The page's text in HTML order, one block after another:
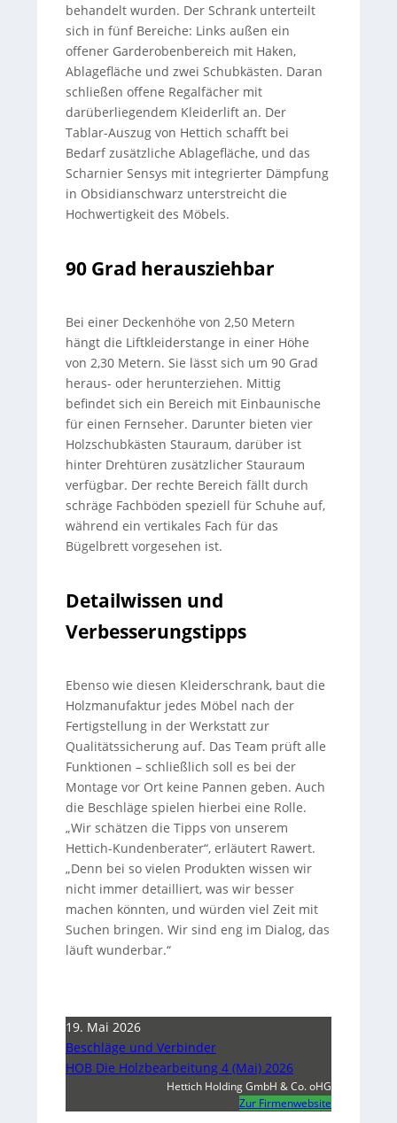
behandelt wurden. Der Schrank unterteilt
sich in fünf Bereiche: Links außen ein
offener Garderobenbereich mit Haken,
Ablagefläche und zwei Schubkästen. Daran
schließen offene Regalfächer mit
darüberliegendem Kleiderlift an. Der
Tablar-Auszug von Hettich schafft bei
Bedarf zusätzliche Ablagefläche, und das
Scharnier Sensys mit integrierter Dämpfung
in Obsidianschwarz unterstreicht die
Hochwertigkeit des Möbels.
90 Grad herausziehbar
Bei einer Deckenhöhe von 2,50 Metern
hängt die Liftkleiderstange in einer Höhe
von 2,30 Metern. Sie lässt sich um 90 Grad
heraus- oder herunterziehen. Mittig
befindet sich ein Bereich mit Einbaunische
für einen Fernseher. Darunter bieten vier
Holzschubkästen Stauraum, darüber ist
hinter Drehtüren zusätzlicher Stauraum
verfügbar. Der rechte Bereich fällt durch
schräge Fachböden speziell für Schuhe auf,
während ein vertikales Fach für das
Bügelbrett vorgesehen ist.
Detailwissen und
Verbesserungstipps
Ebenso wie diesen Kleiderschrank, baut die
Holzmanufaktur jedes Möbel nach der
Fertigstellung in der Werkstatt zur
Qualitätssicherung auf. Das Team prüft alle
Funktionen – schließlich soll es bei der
Montage vor Ort keine Pannen geben. Auch
die Beschläge spielen hierbei eine Rolle.
„Wir schätzen die Tipps von unserem
Hettich-Kundenberater“, erläutert Rawert.
„Denn bei so vielen Produkten wissen wir
nicht immer detailliert, was wir besser
machen könnten, und würden viel Zeit mit
Suchen bringen. Wir sind eng im Dialog, das
läuft wunderbar.“
19. Mai 2026
Beschläge und Verbinder
HOB Die Holzbearbeitung 4 (Mai) 2026
Hettich Holding GmbH & Co. oHG
Zur Firmenwebsite